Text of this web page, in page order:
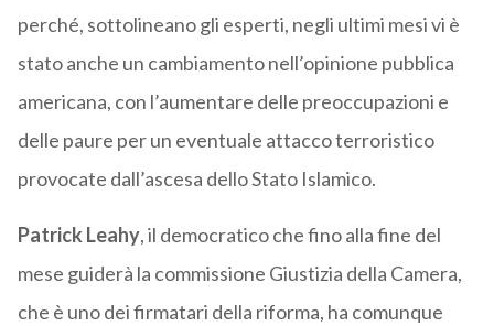
perché, sottolineano gli esperti, negli ultimi mesi vi è
stato anche un cambiamento nell’opinione pubblica
americana, con l’aumentare delle preoccupazioni e
delle paure per un eventuale attacco terroristico
provocate dall’ascesa dello Stato Islamico.
Patrick Leahy, il democratico che fino alla fine del
mese guiderà la commissione Giustizia della Camera,
che è uno dei firmatari della riforma, ha comunque